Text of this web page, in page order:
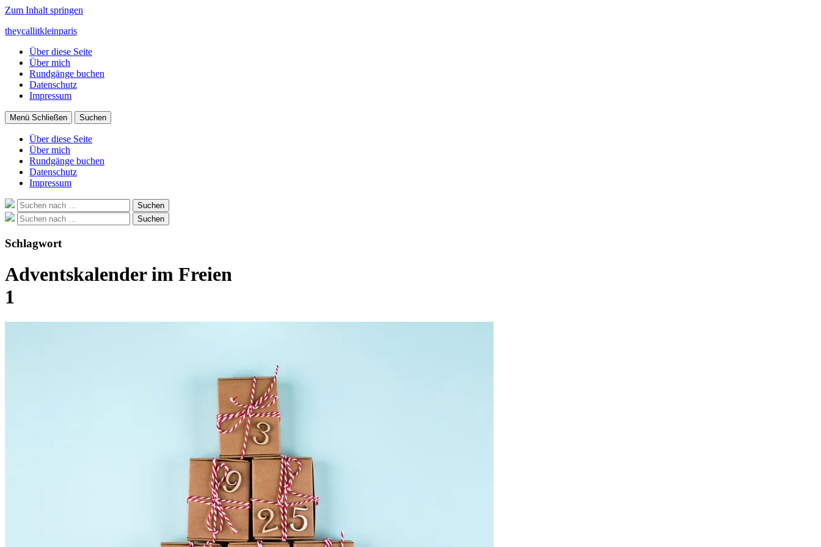
Zum Inhalt springen
theycallitkleinparis
Über diese Seite
Über mich
Rundgänge buchen
Datenschutz
Impressum
Menü Schließen Suchen
Über diese Seite
Über mich
Rundgänge buchen
Datenschutz
Impressum
Suche
nach:
Suchen
Suche
nach:
Suchen
Schlagwort
Adventskalender im Freien
1